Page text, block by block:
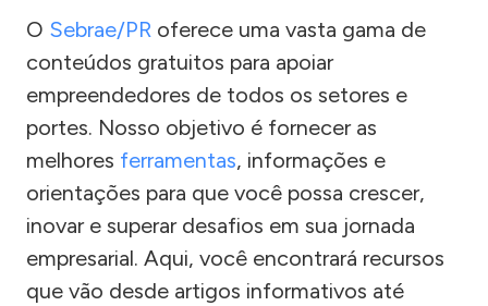
O Sebrae/PR oferece uma vasta gama de
conteúdos gratuitos para apoiar
empreendedores de todos os setores e
portes. Nosso objetivo é fornecer as
melhores ferramentas, informações e
orientações para que você possa crescer,
inovar e superar desafios em sua jornada
empresarial. Aqui, você encontrará recursos
que vão desde artigos informativos até